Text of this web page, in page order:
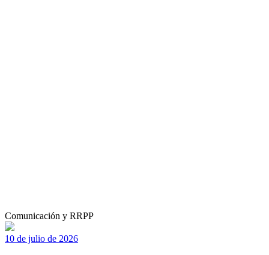
Comunicación y RRPP
10 de julio de 2026